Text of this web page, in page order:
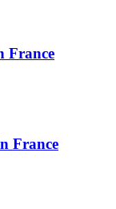
France
France